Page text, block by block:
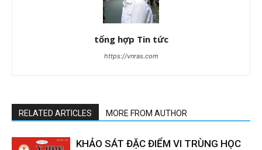
tổng hợp Tin tức
https://vnras.com
RELATED ARTICLES MORE FROM AUTHOR
KHẢO SÁT ĐẶC ĐIỂM VI TRÙNG HỌC